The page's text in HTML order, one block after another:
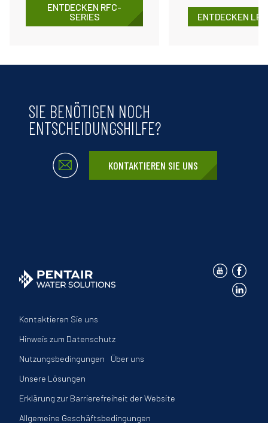
ENTDECKEN RFC-
SERIES
ENTDECKEN LR-
SIE BENÖTIGEN NOCH
ENTSCHEIDUNGSHILFE?
KONTAKTIEREN SIE UNS
Kontaktieren Sie uns
Hinweis zum Datenschutz
Nutzungsbedingungen
Über uns
Unsere Lösungen
Erklärung zur Barrierefreiheit der Website
Allgemeine Geschäftsbedingungen